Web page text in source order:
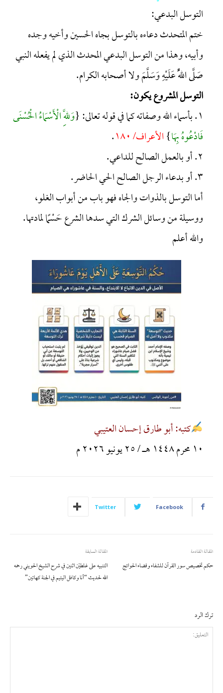
التوسل البدعي:
ختم المتحدث دعاءه بالتوسل بجاه الحسين وأخيه وجده
وأبيه، وهذا من التوسل البدعي المحدث الذي لم يفعله النبي
صَلَّى اللَّهُ عَلَيْهِ وَسَلَّمَ ولا أصحابه الكرام.
التوسل المشروع يكون:
١. بأسماء الله وصفاته كما في قوله تعالى: {
وَلِلَّهِ الْأَسْمَاءُ الْحُسْنَى
فَادْعُوهُ بِهَا}الأعراف/ ١٨٠
.
٢. أو بالعمل الصالح للداعي.
٣. أو بدعاء الرجل الصالح الحي الحاضر.
أما التوسل بالذوات والجاه فهو باب من أبواب الغلو،
ووسيلة من وسائل الشرك التي سدها الشرع حَسْمًا لمادتها.
والله أعلم
كتبه: أبو طارق إحسان العتيبي
١٠ محرم ١٤٤٨ هـ / ٢٥ يونيو ٢٠٢٦ م
Facebook
Twitter
المقالة السابقة
التنبيه على غلطيْن اثنين في شرح الشيخ الحويني رحمه
الله لحديث “أنا وكافل اليتيم في الجنة كهاتين”
المقالة القادمة
حكم تخصيص سور القرآن للشفاء وقضاء الحوائج
ترك الرد